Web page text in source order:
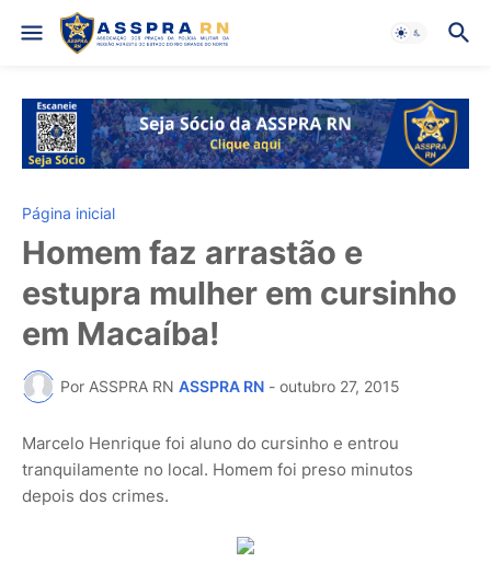
Página inicial
Homem faz arrastão e
estupra mulher em cursinho
em Macaíba!
Por ASSPRA RN ASSPRA RN - outubro 27, 2015
Marcelo Henrique foi aluno do cursinho e entrou
tranquilamente no local. Homem foi preso minutos
depois dos crimes.